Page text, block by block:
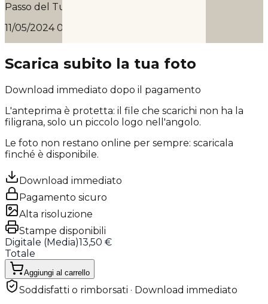
Passo del Turchino
11/05/2024 09:55
Scarica subito la tua foto
Download immediato dopo il pagamento
L'anteprima è protetta: il file che scarichi non ha la
filigrana, solo un piccolo logo nell'angolo.
Le foto non restano online per sempre: scaricala
finché è disponibile.
Download immediato
Pagamento sicuro
Alta risoluzione
Stampe disponibili
Digitale (Media)13,50 €
Totale
Aggiungi al carrello
Soddisfatti o rimborsati · Download immediato